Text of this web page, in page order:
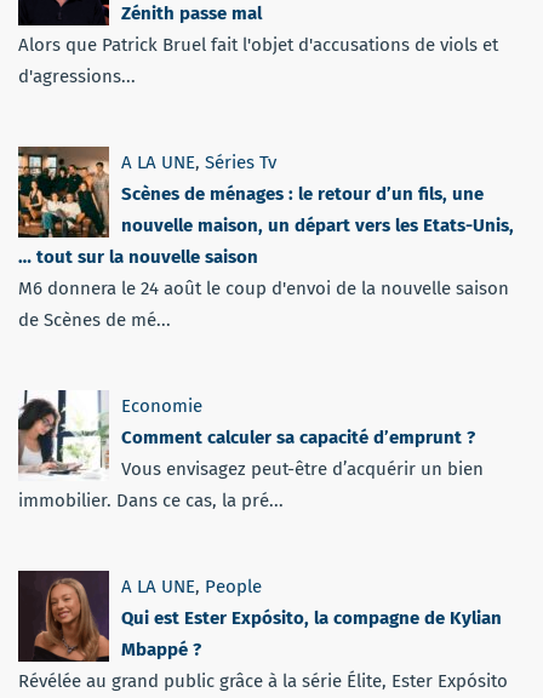
Zénith passe mal
Alors que Patrick Bruel fait l'objet d'accusations de viols et
d'agressions...
A LA UNE, Séries Tv
Scènes de ménages : le retour d’un fils, une
nouvelle maison, un départ vers les Etats-Unis,
… tout sur la nouvelle saison
M6 donnera le 24 août le coup d'envoi de la nouvelle saison
de Scènes de mé...
Economie
Comment calculer sa capacité d’emprunt ?
Vous envisagez peut-être d’acquérir un bien
immobilier. Dans ce cas, la pré...
A LA UNE, People
Qui est Ester Expósito, la compagne de Kylian
Mbappé ?
Révélée au grand public grâce à la série Élite, Ester Expósito